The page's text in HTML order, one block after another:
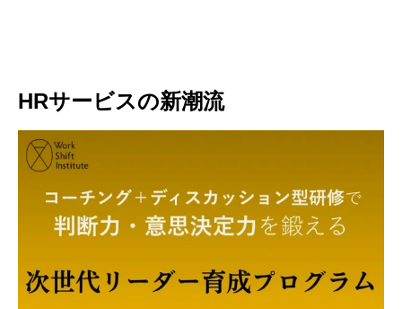
HRサービスの新潮流